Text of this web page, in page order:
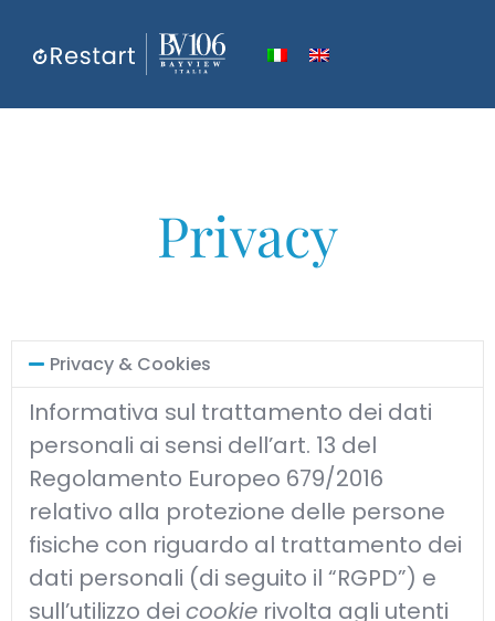
Privacy
Privacy & Cookies
Informativa sul trattamento dei dati
personali ai sensi dell’art. 13 del
Regolamento Europeo 679/2016
relativo alla protezione delle persone
fisiche con riguardo al trattamento dei
dati personali (di seguito il “RGPD”) e
sull’utilizzo dei cookie rivolta agli utenti